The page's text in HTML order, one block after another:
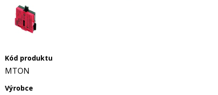
Kód produktu
MTON
Výrobce